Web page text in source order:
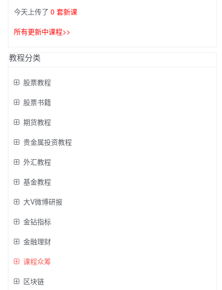
今天上传了 0 套新课
所有更新中课程>>
教程分类
股票教程
股票书籍
期货教程
贵金属投资教程
外汇教程
基金教程
大V微博研报
金钻指标
金融理财
课程众筹
区块链